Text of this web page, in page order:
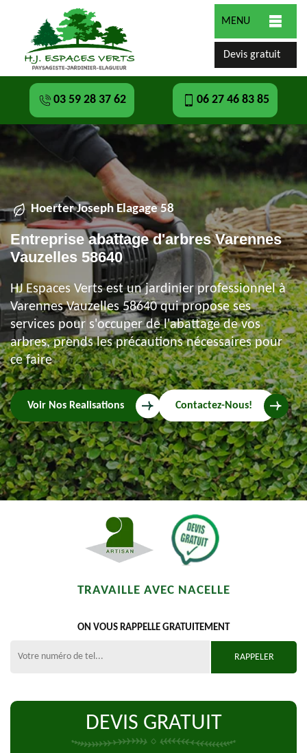
MENU
Devis gratuit
03 59 28 37 62 06 27 46 83 85
Hoerter Joseph Elagage 58
Entreprise abattage d'arbres Varennes
Vauzelles 58640
HJ Espaces Verts est un jardinier professionnel à
Varennes Vauzelles 58640 qui propose ses
services pour s'occuper de l'abattage de vos
arbres, prends les précautions nécessaires pour
ce faire
Voir Nos Realisations Contactez-Nous!
TRAVAILLE AVEC NACELLE
ON VOUS RAPPELLE GRATUITEMENT
DEVIS GRATUIT